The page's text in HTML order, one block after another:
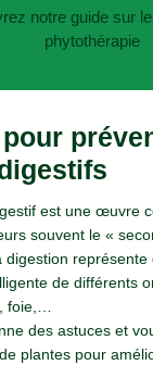
est une œuvre
souvent le «
digestion représente
de différents
foie,…
des astuces et
plantes pour
notre guide sur
phytothérapie